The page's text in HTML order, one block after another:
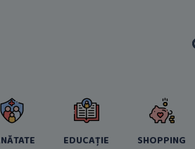
EDUCAȚIE SHOPPING